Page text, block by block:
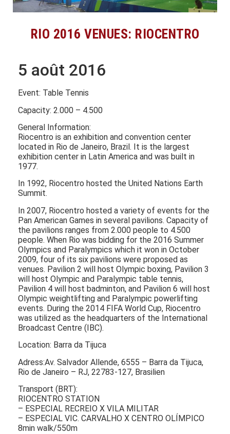
RIO 2016 VENUES: RIOCENTRO
5 août 2016
Event: Table Tennis
Capacity: 2.000 – 4.500
General Information:
Riocentro is an exhibition and convention center
located in Rio de Janeiro, Brazil. It is the largest
exhibition center in Latin America and was built in
1977.
In 1992, Riocentro hosted the United Nations Earth
Summit.
In 2007, Riocentro hosted a variety of events for the
Pan American Games in several pavilions. Capacity of
the pavilions ranges from 2.000 people to 4.500
people. When Rio was bidding for the 2016 Summer
Olympics and Paralympics which it won in October
2009, four of its six pavilions were proposed as
venues. Pavilion 2 will host Olympic boxing, Pavilion 3
will host Olympic and Paralympic table tennis,
Pavilion 4 will host badminton, and Pavilion 6 will host
Olympic weightlifting and Paralympic powerlifting
events. During the 2014 FIFA World Cup, Riocentro
was utilized as the headquarters of the International
Broadcast Centre (IBC).
Location: Barra da Tijuca
Adress:Av. Salvador Allende, 6555 – Barra da Tijuca,
Rio de Janeiro – RJ, 22783-127, Brasilien
Transport (BRT):
RIOCENTRO STATION
– ESPECIAL RECREIO X VILA MILITAR
– ESPECIAL VIC. CARVALHO X CENTRO OLÍMPICO
8min walk/550m